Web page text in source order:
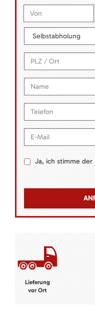
Ja, ich stimme der
Lieferung
vor Ort